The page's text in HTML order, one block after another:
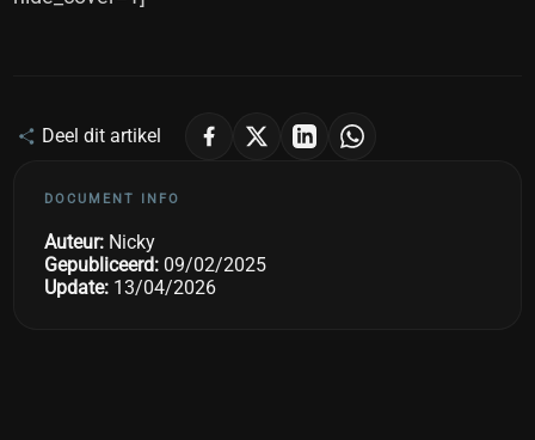
Deel dit artikel
DOCUMENT INFO
Auteur: Nicky
Gepubliceerd: 09/02/2025
Update: 13/04/2026